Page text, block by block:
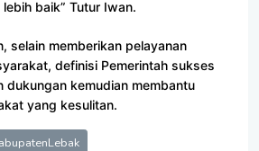
baik” Tutur Iwan.
selain memberikan pelayanan
definisi Pemerintah sukses
dukungan kemudian membantu
yang kesulitan.